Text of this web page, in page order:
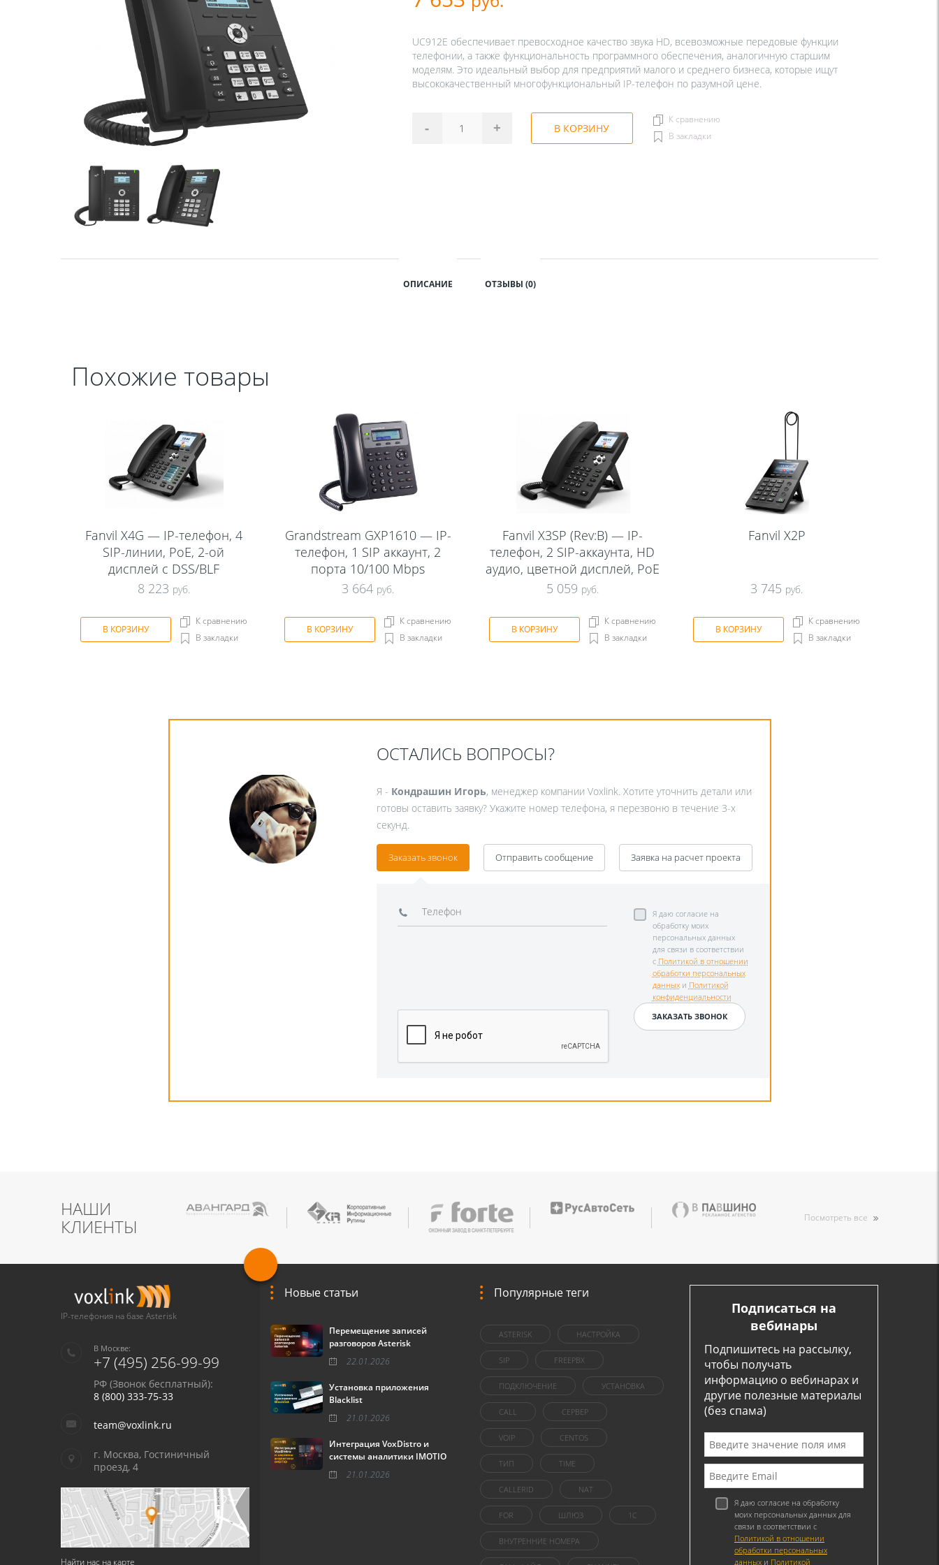
UC912E обеспечивает превосходное качество звука HD, всевозможные передовые функции
телефонии, а также функциональность программного обеспечения, аналогичную старшим
моделям. Это идеальный выбор для предприятий малого и среднего бизнеса, которые ищут
высококачественный многофункциональный IP-телефон по разумной цене.
- + В КОРЗИНУ
К сравнению
В закладки
ОПИСАНИЕ ОТЗЫВЫ (0)
Похожие товары
Fanvil X4G — IP-телефон, 4
SIP-линии, PoE, 2-ой
дисплей с DSS/BLF
8 223 руб.
В КОРЗИНУ
К сравнению
В закладки
Grandstream GXP1610 — IP-
телефон, 1 SIP аккаунт, 2
порта 10/100 Mbps
3 664 руб.
В КОРЗИНУ
К сравнению
В закладки
Fanvil X3SP (Rev:B) — IP-
телефон, 2 SIP-аккаунта, HD
аудио, цветной дисплей, PoE
5 059 руб.
В КОРЗИНУ
К сравнению
В закладки
Fanvil X2P
3 745 руб.
В КОРЗИНУ
К сравнению
В закладки
ОСТАЛИСЬ ВОПРОСЫ?
Я - Кондрашин Игорь, менеджер компании Voxlink. Хотите уточнить детали или
готовы оставить заявку? Укажите номер телефона, я перезвоню в течение 3-х
секунд.
Заказать звонок
Я даю согласие на
обработку моих
персональных данных
для связи в соответствии
с Политикой в отношении
обработки персональных
данныхи Политикой
конфиденциальности
Отправить сообщение Заявка на расчет проекта
НАШИ
КЛИЕНТЫ Посмотреть все
IP-телефония на базе Asterisk
В Москве:
+7 (495) 256-99-99
РФ (Звонок бесплатный):
8 (800) 333-75-33
team@voxlink.ru
г. Москва, Гостиничный
проезд, 4
Найти нас на карте
Новые статьи
Перемещение записей
разговоров Asterisk
22.01.2026
Установка приложения
Blacklist
21.01.2026
Интеграция VoxDistro и
системы аналитики IMOTIO
21.01.2026
Популярные теги
ASTERISK НАСТРОЙКА
SIP FREEPBX
ПОДКЛЮЧЕНИЕ УСТАНОВКА
CALL СЕРВЕР
VOIP CENTOS
ТИП TIME
CALLERID NAT
FOR ШЛЮЗ 1C
ВНУТРЕННИЕ НОМЕРА
Подписаться на
вебинары
Подпишитесь на рассылку,
чтобы получать
информацию о вебинарах и
другие полезные материалы
(без спама)
Я даю согласие на обработку
моих персональных данных для
связи в соответствии с
Политикой в отношении
обработки персональных
данных и Политикой